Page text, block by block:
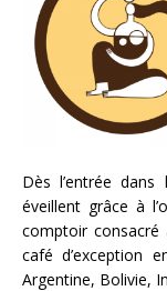
Dès l’entrée
éveillent grâce à
comptoir
café d’exception
Argentine, Bolivie,